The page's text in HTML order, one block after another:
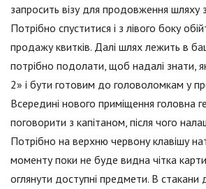
запросить візу для продовження шляху
Потрібно спуститися і з лівого боку
продажу квитків. Далі шлях лежить в
потрібно подолати, щоб надалі знати,
2» і бути готовим до головоломкам у
Всередині нового приміщення головна
поговорити з капітаном, після чого
Потрібно на верхню червону клавішу
моменту поки не буде видна чітка
оглянути доступні предмети. В стакани